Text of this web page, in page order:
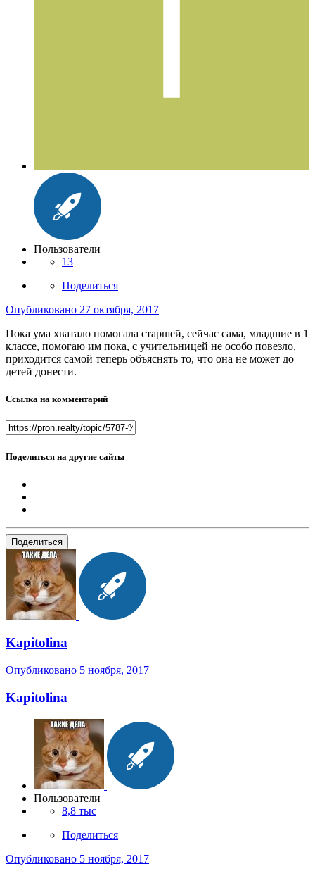
Пользователи
13
Поделиться
Опубликовано 27 октября, 2017
Пока ума хватало помогала старшей, сейчас сама, младшие в 1
классе, помогаю им пока, с учительницей не особо повезло,
приходится самой теперь объяснять то, что она не может до
детей донести.
Ссылка на комментарий
Поделиться на другие сайты
Поделиться
Kapitolina
Опубликовано 5 ноября, 2017
Kapitolina
Пользователи
8,8 тыс
Поделиться
Опубликовано 5 ноября, 2017